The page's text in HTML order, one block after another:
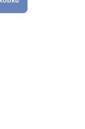
4ks